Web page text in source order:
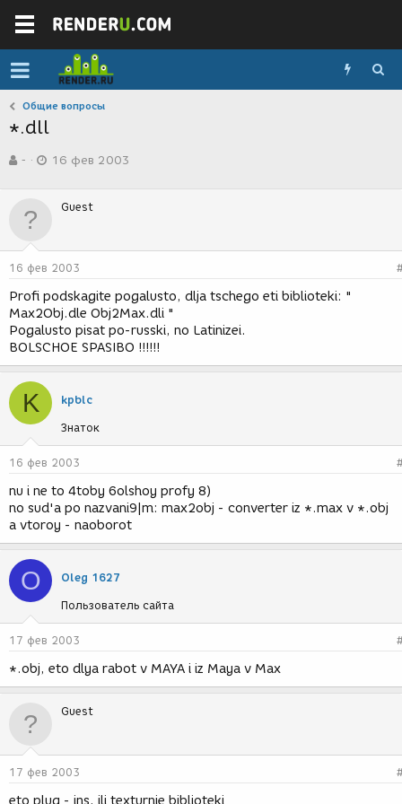
Общие вопросы
*.dll
в
р
м
-
а
д
н
и
я
16 фев 2003
Guest
16 фев 2003
Profi podskagite pogalusto, dlja tschego eti biblioteki: "
Max2Obj.dle Obj2Max.dli "
Pogalusto pisat po-russki, no Latinizei.
BOLSCHOE SPASIBO !!!!!!
K kpblc
Знаток
16 фев 2003
nu i ne to 4toby 6olshoy profy 8)
no sud'a po nazvani9|m: max2obj - converter iz *.max v *.obj
a vtoroy - naoborot
O Oleg 1627
Пользователь сайта
17 фев 2003
*.obj, eto dlya rabot v MAYA i iz Maya v Max
Guest
17 фев 2003
eto plug - ins, ili texturnie biblioteki